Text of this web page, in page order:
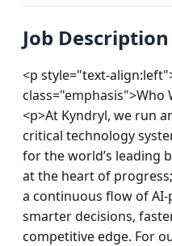
Job Description
<p style="text-
class="emphasis">Who
<p>At Kyndryl, we run
critical technology
for the world’s leading
at the heart of
a continuous flow of
smarter decisions,
competitive edge. For